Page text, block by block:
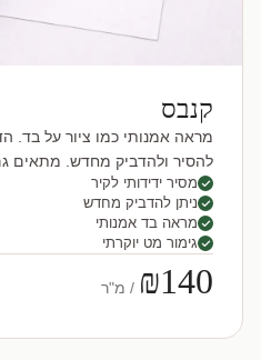
קנבס
מראה אמנותי כמו ציור על בד.
להסיר ולהדביק מחדש. מתאים
מסיר ידידותי לקיר
ניתן להדביק מחדש
מראה בד אמנותי
גימור מט יוקרתי
₪140 / מ"ר